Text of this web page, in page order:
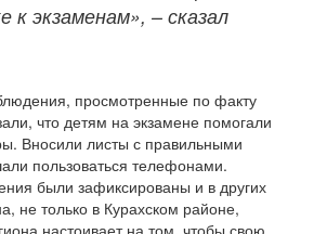
к экзаменам», – сказал
просмотренные по факту
что детям на экзамене помогали
Вносили листы с правильными
пользоваться телефонами.
были зафиксированы и в других
не только в Курахском районе,
настоивает на том, чтобы свою